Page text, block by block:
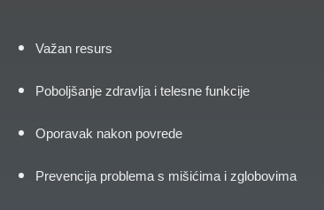
Važan resurs
Poboljšanje zdravlja i telesne funkcije
Oporavak nakon povrede
Prevencija problema s mišićima i zglobovima